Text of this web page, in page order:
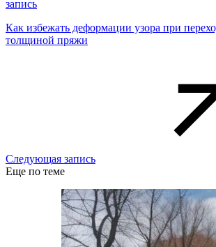
запись
Как избежать деформации узора при
толщиной пряжи
Следующая запись
Еще по теме